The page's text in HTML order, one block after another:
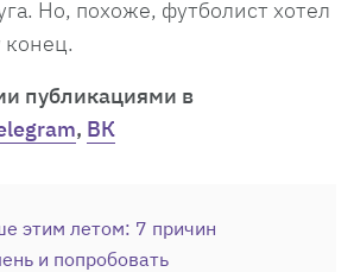
Но, похоже, футболист хотел
конец.
публикациями в
, ВК
этим летом: 7 причин
и попробовать